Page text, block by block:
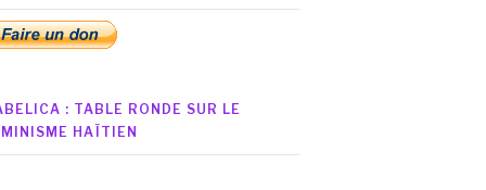
: TABLE RONDE SUR LE
HAÏTIEN